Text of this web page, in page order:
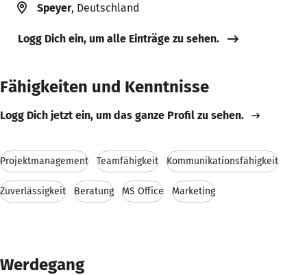
Speyer, Deutschland
Logg Dich ein, um alle Einträge zu sehen.
Fähigkeiten und Kenntnisse
Logg Dich jetzt ein, um das ganze Profil zu sehen.
Projektmanagement Teamfähigkeit Kommunikationsfähigkeit
Zuverlässigkeit Beratung MS Office Marketing
Werdegang